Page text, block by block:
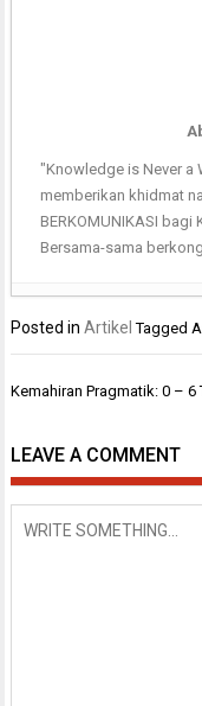
"Knowledge is Never a
memberikan khidmat
BERKOMUNIKASI bagi
Bersama-sama
Posted inArtikel Tagged
Post
Kemahiran Pragmatik: 0 – 6
LEAVE A COMMENT